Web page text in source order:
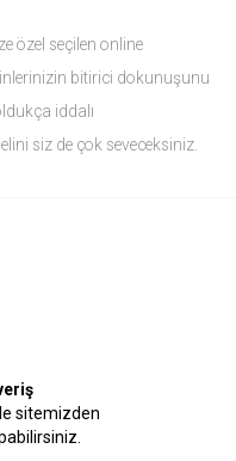
özel seçilen online
bitirici dokunuşunu
iddalı
siz de çok seveceksiniz.
Beden ( Medium )
sitemizden